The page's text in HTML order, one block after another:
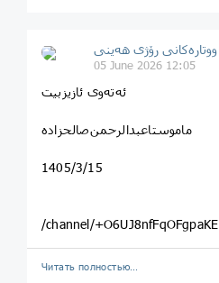
ووتارەکانی رۆژی ھەینی
05 June 2026 12:05
ئه‌ته‌‌وی ئازیز‌بیت
ماموستا‌عبدالرحمن‌صالحزاده
1405/3/15
/channel/+O6UJ8nfFqOFgpaKE
Читать полностью…